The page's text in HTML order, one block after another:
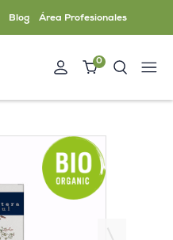
Blog Área Profesionales
0